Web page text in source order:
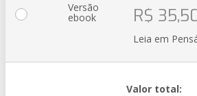
Versão
ebook R$
Leia em
Valor total: